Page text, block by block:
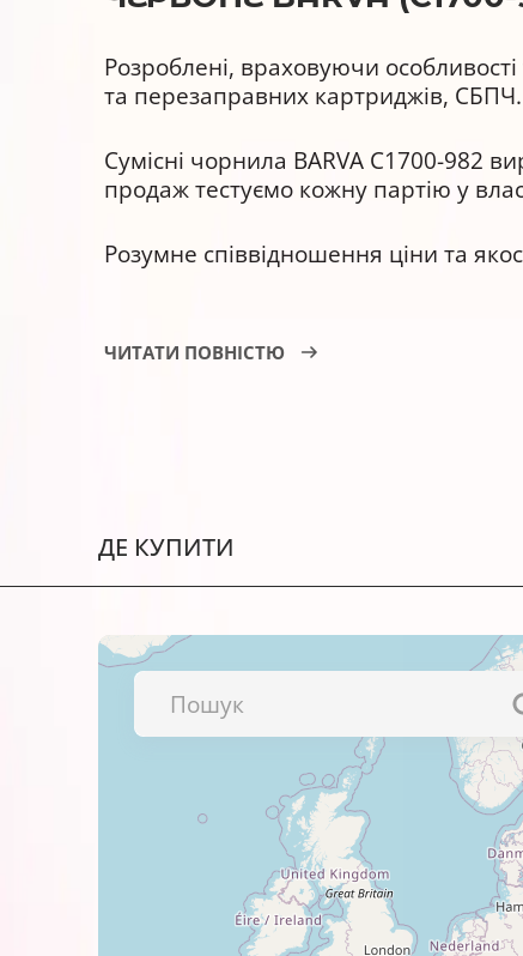
Розроблені, враховуючи
та перезаправних картриджів, СБПЧ.
Сумісні чорнила BARVA C1700-982
продаж тестуємо кожну партію у
Розумне співвідношення ціни та
Чорнила сертифіковані: ISO
Рекомендації щодо використання
Перевірте сумісність
Для уникнення неякісного
щодо заправки.
Зберігайте чорнила в
ЧИТАТИ ПОВНІСТЮ
ДЕ КУПИТИ